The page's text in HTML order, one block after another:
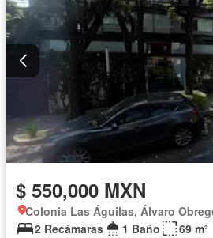
$ 550,000 MXN
Colonia Las Águilas, Álvaro
2 Recámaras
1 Baño
69 m²